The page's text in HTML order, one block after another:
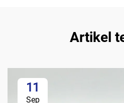
Artikel
11
Sep